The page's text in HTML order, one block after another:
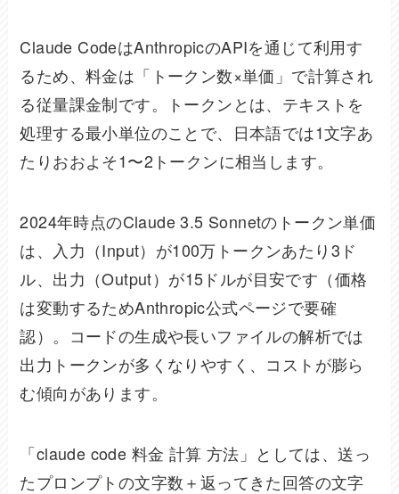
Claude CodeはAnthropicのAPIを通じて利用す
るため、料金は「トークン数×単価」で計算され
る従量課金制です。トークンとは、テキストを
処理する最小単位のことで、日本語では1文字あ
たりおおよそ1〜2トークンに相当します。
2024年時点のClaude 3.5 Sonnetのトークン単価
は、入力（Input）が100万トークンあたり3ド
ル、出力（Output）が15ドルが目安です（価格
は変動するためAnthropic公式ページで要確
認）。コードの生成や長いファイルの解析では
出力トークンが多くなりやすく、コストが膨ら
む傾向があります。
「claude code 料金 計算 方法」としては、送っ
たプロンプトの文字数＋返ってきた回答の文字